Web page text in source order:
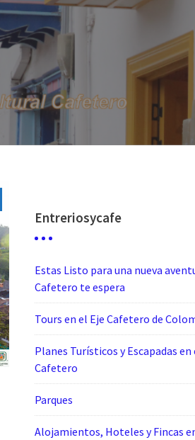
Entreriosycafe
Estas Listo para una nueva
Cafetero te espera
Tours en el Eje Cafetero de
Planes Turísticos y Escapadas en
Cafetero
Parques
Alojamientos, Hoteles y Fincas